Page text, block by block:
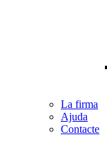
La firma
Ajuda
Contacte